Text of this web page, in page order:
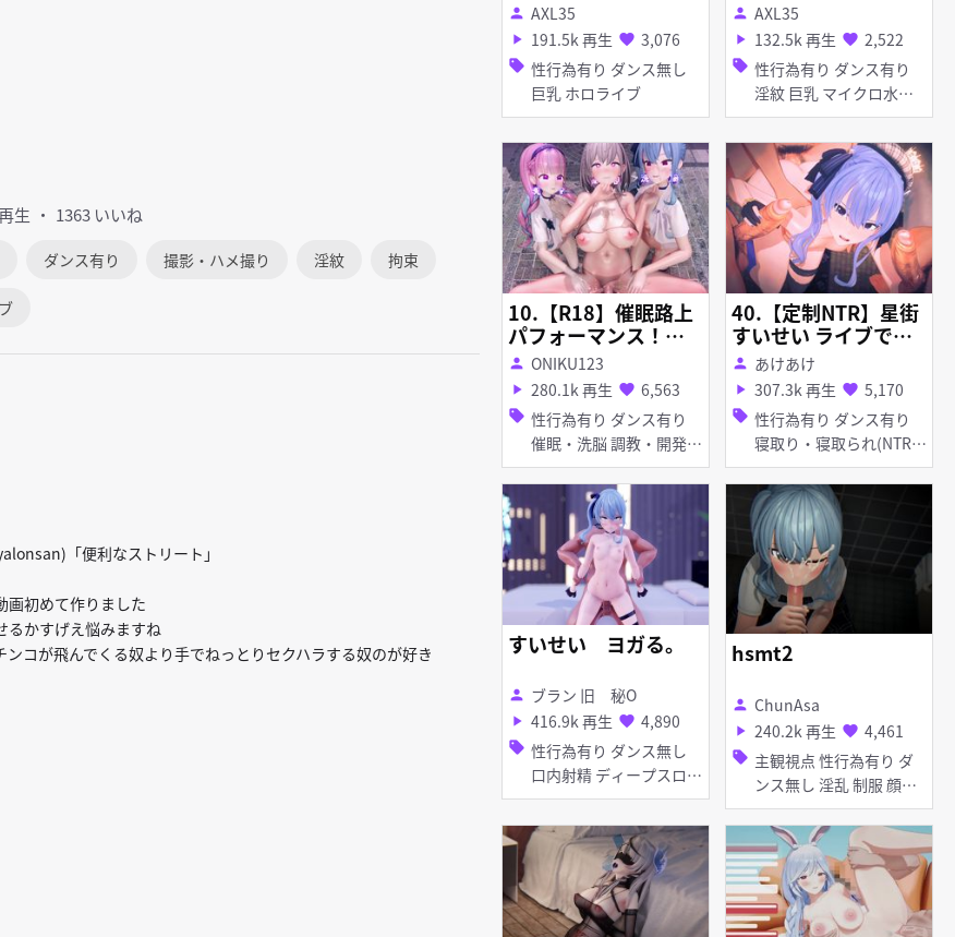
生 1363 いいね
ダンス有り 撮影・ハメ撮り 淫紋 拘束
「便利なストリート」
画初めて作りました
るかすげえ悩みますね
コが飛んでくる奴より手でねっとりセクハラする奴のが好き
person AXL35
play_arrow 191.5k 再生 favorite 3,076
sell 性行為有り ダンス無し
巨乳 ホロライブ
person AXL35
play_arrow 132.5k 再生 favorite 2,522
sell 性行為有り ダンス有り
淫紋 巨乳 マイクロ水着
アヘ顔 素股
10.【R18】催眠路上
パフォーマンス！
【すい○い・あ○
あ・ノ○ル】
person ONIKU123
play_arrow 280.1k 再生 favorite 6,563
sell 性行為有り ダンス有り
催眠・洗脳 調教・開発
ハーレム 野外 淫乱 巨乳
制服 タイツ・ストッキン
グ ディルド バイブ・ロ
ーター マイクロ水着 ア
ヘ顔 お漏らし・潮吹き
羞恥 パイズリ ホロライ
ブ
40.【定制NTR】星街
すいせい ライブで中
出しされた(ビビデバ)
(Hololive)
person あけあけ
play_arrow 307.3k 再生 favorite 5,170
sell 性行為有り ダンス有り
寝取り・寝取られ(NTR)
フェラ ホロライブ 主観
視点
すいせい ヨガる。
person ブラン 旧 秘O
play_arrow 416.9k 再生 favorite 4,890
sell 性行為有り ダンス無し
口内射精 ディープスロー
ト フェラ アヘ顔 種付け
プレス ホロライブ
hsmt2
person ChunAsa
play_arrow 240.2k 再生 favorite 4,461
sell 主観視点 性行為有り ダ
ンス無し 淫乱 制服 顔射
ディープスロート 手コキ
フェラ ホロライブ